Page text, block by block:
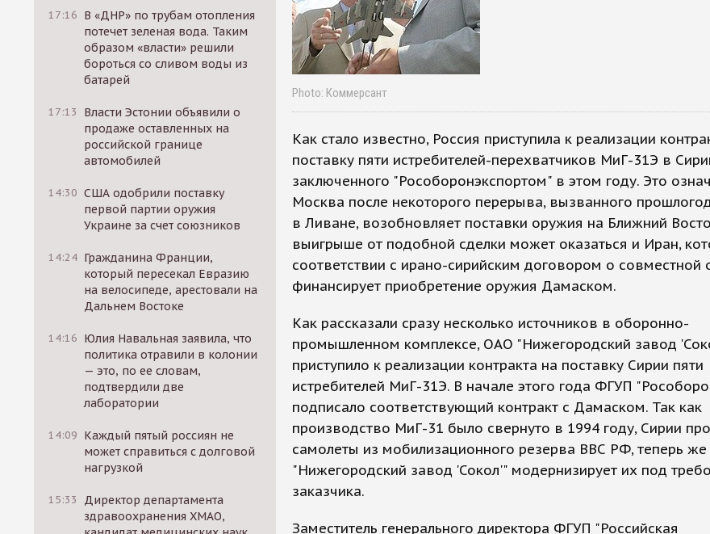
17:16 В «ДНР» по трубам отопления
потечет зеленая вода. Таким
образом «власти» решили
бороться со сливом воды из
батарей
17:13
Власти Эстонии объявили о
продаже оставленных на
российской границе
автомобилей
14:30 США одобрили поставку
первой партии оружия
Украине за счет союзников
14:24 Гражданина Франции,
который пересекал Евразию
на велосипеде, арестовали на
Дальнем Востоке
14:16 Юлия Навальная заявила, что
политика отравили в колонии
— это, по ее словам,
подтвердили две
лаборатории
14:09 Каждый пятый россиян не
может справиться с долговой
нагрузкой
15:33
Директор департамента
здравоохранения ХМАО,
Photo: Коммерсант
Как стало известно, Россия приступила к реализации
поставку пяти истребителей-перехватчиков МиГ-31Э в
заключенного "Рособоронэкспортом" в этом году. Это
Москва после некоторого перерыва, вызванного
в Ливане, возобновляет поставки оружия на Ближний
выигрыше от подобной сделки может оказаться и Иран,
соответствии с ирано-сирийским договором о совместной
финансирует приобретение оружия Дамаском.
Как рассказали сразу несколько источников в оборонно-
промышленном комплексе, ОАО "Нижегородский завод
приступило к реализации контракта на поставку Сирии пяти
истребителей МиГ-31Э. В начале этого года ФГУП
подписало соответствующий контракт с Дамаском. Так как
производство МиГ-31 было свернуто в 1994 году, Сирии
самолеты из мобилизационного резерва ВВС РФ, теперь
"Нижегородский завод 'Сокол'" модернизирует их под
заказчика.
Заместитель генерального директора ФГУП "Российская